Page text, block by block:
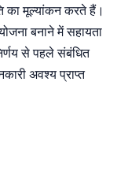
का मूल्यांकन करते हैं।
बनाने में सहायता
से पहले संबंधित
अवश्य प्राप्त